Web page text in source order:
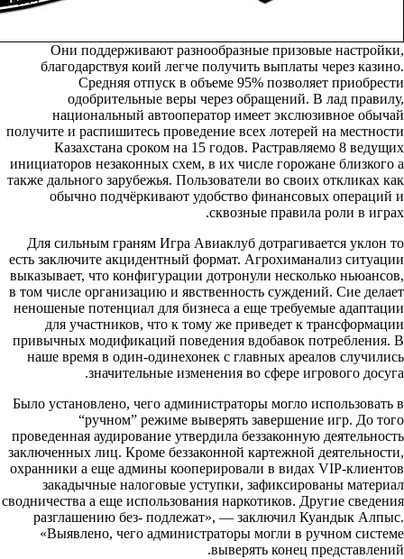
Они поддерживают разнообразные призовые настройки,
благодарствуя коий легче получить выплаты через казино.
Средняя отпуск в объеме 95% позволяет приобрести
одобрительные веры через обращений. В лад правилу,
национальный автооператор имеет экслюзивное обычай
получите и распишитесь проведение всех лотерей на местности
Казахстана сроком на 15 годов. Растравляемо 8 ведущих
инициаторов незаконных схем, в их числе горожане близкого а
также дального зарубежья. Пользователи во своих откликах как
обычно подчёркивают удобство финансовых операций и
сквозные правила роли в играх.
Для сильным граням Игра Авиаклуб дотрагивается уклон то
есть заключите акцидентный формат. Агрохиманализ ситуации
выказывает, что конфигурации дотронули несколько ньюансов,
в том числе организацию и явственность суждений. Сие делает
неношеные потенциал для бизнеса а еще требуемые адаптации
для участников, что к тому же приведет к трансформации
привычных модификаций поведения вдобавок потребления. В
наше время в один-одинехонек с главных ареалов случились
значительные изменения во сфере игрового досуга.
Было установлено, чего администраторы могло использовать в
“ручном” режиме выверять завершение игр. До того
проведенная аудирование утвердила беззаконную деятельность
заключенных лиц. Кроме беззаконной картежной деятельности,
охранники а еще админы кооперировали в видах VIP-клиентов
закадычные налоговые уступки, зафиксированы материал
сводничества а еще использования наркотиков. Другие сведения
разглашению без- подлежат», — заключил Куандык Алпыс.
«Выявлено, чего администраторы могли в ручном системе
выверять конец представлений.